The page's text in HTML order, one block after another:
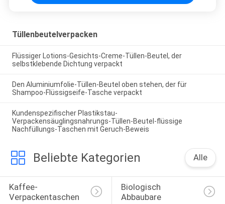
Tüllenbeutelverpacken
Flüssiger Lotions-Gesichts-Creme-Tüllen-Beutel, der
selbstklebende Dichtung verpackt
Den Aluminiumfolie-Tüllen-Beutel oben stehen, der für
Shampoo-Flüssigseife-Tasche verpackt
Kundenspezifischer Plastikstau-
Verpackensäuglingsnahrungs-Tüllen-Beutel-flüssige
Nachfüllungs-Taschen mit Geruch-Beweis
Beliebte Kategorien Alle
Kaffee-
Verpackentaschen
Biologisch
Abbaubare